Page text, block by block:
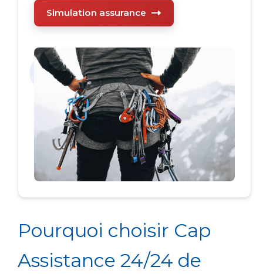
Simulation assurance
Pourquoi choisir Cap
Assistance 24/24 de